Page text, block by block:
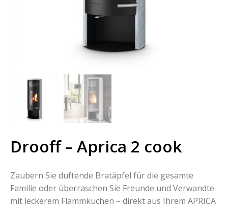
Drooff – Aprica 2 cook
Zaubern Sie duftende Bratäpfel für die gesamte
Familie oder überraschen Sie Freunde und Verwandte
mit leckerem Flammkuchen – direkt aus Ihrem APRICA